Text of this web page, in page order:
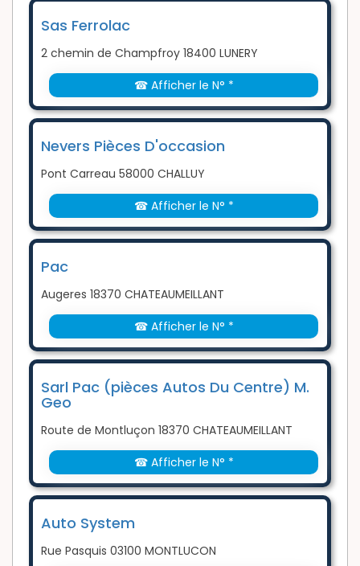
Sas Ferrolac
2 chemin de Champfroy 18400 LUNERY
☎ Afficher le N° *
Nevers Pièces D'occasion
Pont Carreau 58000 CHALLUY
☎ Afficher le N° *
Pac
Augeres 18370 CHATEAUMEILLANT
☎ Afficher le N° *
Sarl Pac (pièces Autos Du Centre) M.
Geo
Route de Montluçon 18370 CHATEAUMEILLANT
☎ Afficher le N° *
Auto System
Rue Pasquis 03100 MONTLUCON